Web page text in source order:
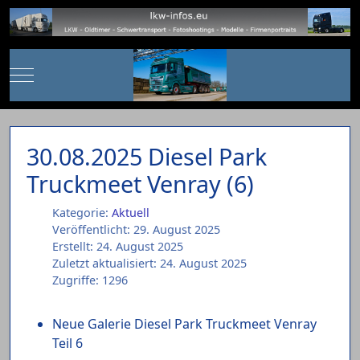
Mobile Menu Toggle
30.08.2025 Diesel Park
Truckmeet Venray (6)
Kategorie: Aktuell
Veröffentlicht: 29. August 2025
Erstellt: 24. August 2025
Zuletzt aktualisiert: 24. August 2025
Zugriffe: 1296
Neue Galerie Diesel Park Truckmeet Venray
Teil 6